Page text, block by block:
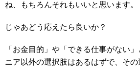
ね、もちろんそれもいいと思います。
じゃあどう応えたら良いか？
「お金目的」や「できる仕事がない
ニア以外の選択肢はあるはずで、そ